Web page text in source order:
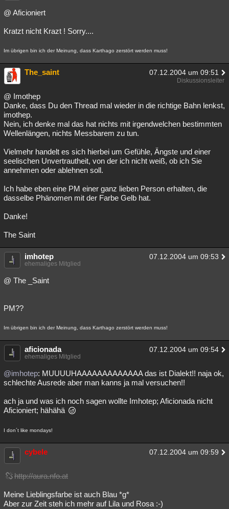
@ Aficioniert
Kratzt nicht Krazt ! Sorry....
Im übrigen bin ich der Meinung, dass Karthago zerstört werden muss!
The_saint 07.12.2004 um 09:51
Diskussionsleiter
@ Imothep
Danke, dass Du den Thread mal wieder in die richtige Bahn lenkst,
imothep.
Nein, ich denke mal das hat nichts mit irgendwelchen bestimmten
Wellenlängen, nichts Messbarem zu tun.
Vielmehr handelt es sich hierbei um Gefühle, Ängste und einer
seelischen Unvertrautheit, von der ich nicht weiß, ob ich Sie
annehmen oder ablehnen soll.
Ich habe eben eine PM einer ganz lieben Person erhalten, die
dasselbe Phänomen mit der Farbe Gelb hat.
Danke!
The Saint
imhotep 07.12.2004 um 09:53
ehemaliges Mitglied
@ The _Saint
PM??
Im übrigen bin ich der Meinung, dass Karthago zerstört werden muss!
aficionada 07.12.2004 um 09:54
ehemaliges Mitglied
@imhotep: MUUUUHAAAAAAAAAAAAA das ist Dialekt!! naja ok,
schlechte Ausrede aber man kanns ja mal versuchen!!
ach ja und was ich noch sagen wollte Imhotep; Aficionada nicht
Aficioniert; hähähä
I don´t like mondays!
cybele 07.12.2004 um 09:59
http://aura.nfo.at
Meine Lieblingsfarbe ist auch Blau *g*
Aber zur Zeit steh ich mehr auf Lila und Rosa :-)